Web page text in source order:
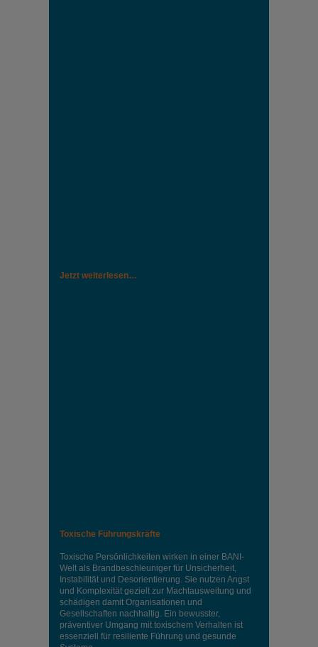
Jetzt weiterlesen…
Toxische Führungskräfte
Toxische Persönlichkeiten wirken in einer BANI-
Welt als Brandbeschleuniger für Unsicherheit,
Instabilität und Desorientierung. Sie nutzen Angst
und Komplexität gezielt zur Machtausweitung und
schädigen damit Organisationen und
Gesellschaften nachhaltig. Ein bewusster,
präventiver Umgang mit toxischem Verhalten ist
essenziell für resiliente Führung und gesunde